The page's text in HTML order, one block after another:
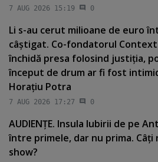
7 AUG 2026 15:19 0
Li s-au cerut milioane de euro
câştigat. Co-fondatorul
închidă presa folosind justiţia,
început de drum ar fi fost
Horaţiu Potra
7 AUG 2026 17:27 0
AUDIENŢE. Insula Iubirii de pe
între primele, dar nu prima. Câţi
show?